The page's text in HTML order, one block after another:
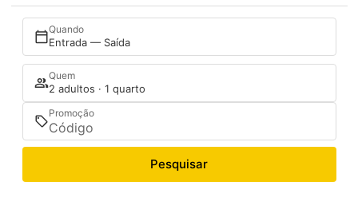
Quando
Entrada — Saída
Quem
2 adultos · 1 quarto
Promoção
Pesquisar